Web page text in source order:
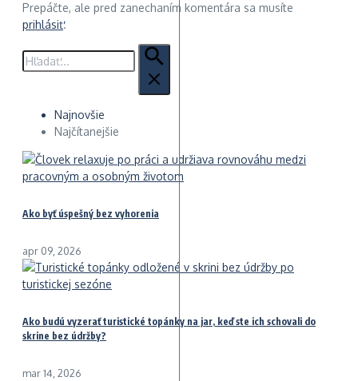
Prepáčte, ale pred zanechaním komentára sa musíte
prihlásiť.
Hľadať:
Najnovšie
Najčítanejšie
Ako byť úspešný bez vyhorenia
apr 09, 2026
Ako budú vyzerať turistické topánky na jar, keď ste ich schovali do
skrine bez údržby?
mar 14, 2026